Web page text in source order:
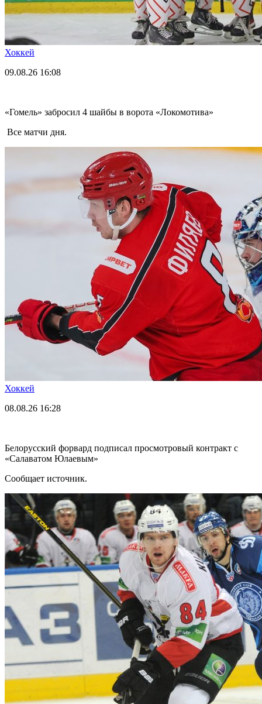
Хоккей
09.08.26 16:08
«Гомель» забросил 4 шайбы в ворота «Локомотива»
Все матчи дня.
Хоккей
08.08.26 16:28
Белорусский форвард подписал просмотровый контракт с
«Салаватом Юлаевым»
Сообщает источник.